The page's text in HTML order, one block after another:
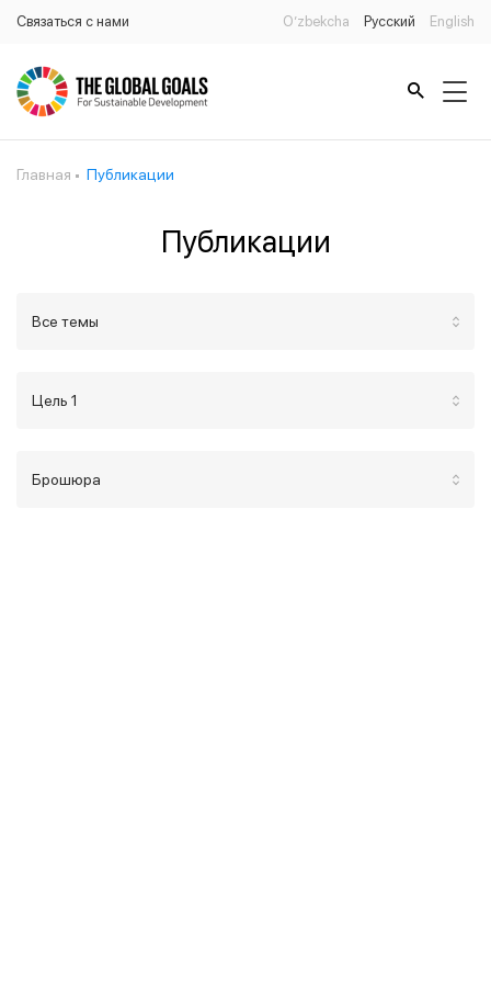
Связаться с нами O’zbekcha Русский English
Главная Публикации
Публикации
Все темы
Цель 1
Брошюра